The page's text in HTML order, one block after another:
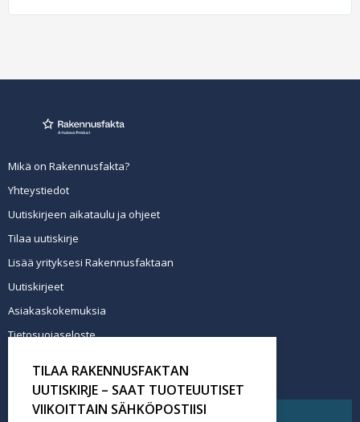
Mikä on Rakennusfakta?
Yhteystiedot
Uutiskirjeen aikataulu ja ohjeet
Tilaa uutiskirje
Lisää yrityksesi Rakennusfaktaan
Uutiskirjeet
Asiakaskokemuksia
Tietosuojaseloste
Tilaa uutiskirje
TILAA RAKENNUSFAKTAN
UUTISKIRJE – SAAT TUOTEUUTISET
VIIKOITTAIN SÄHKÖPOSTIISI